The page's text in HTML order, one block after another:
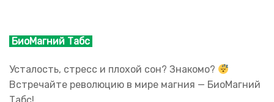
БиоМагний Табс
Усталость, стресс и плохой сон? Знакомо?
Встречайте революцию в мире магния — БиоМагний